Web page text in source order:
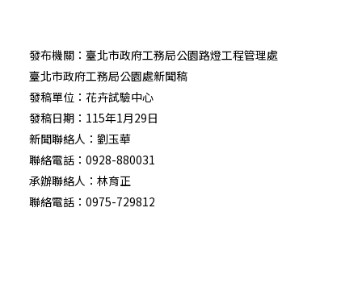
發布機關：臺北市政府工務局公園路燈工程管理處
臺北市政府工務局公園處新聞稿
發稿單位：花卉試驗中心
發稿日期：115年1月29日
新聞聯絡人：劉玉華
聯絡電話：0928-880031
承辦聯絡人：林育正
聯絡電話：0975-729812